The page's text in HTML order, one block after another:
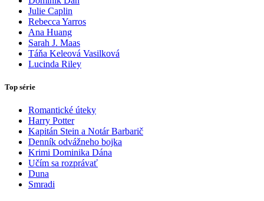
Julie Caplin
Rebecca Yarros
Ana Huang
Sarah J. Maas
Táňa Keleová Vasilková
Lucinda Riley
Top série
Romantické úteky
Harry Potter
Kapitán Stein a Notár Barbarič
Denník odvážneho bojka
Krimi Dominika Dána
Učím sa rozprávať
Duna
Smradi